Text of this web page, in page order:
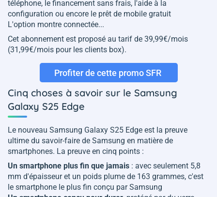
téléphone, le financement sans frais, l'aide à la
configuration ou encore le prêt de mobile gratuit
L'option montre connectée...
Cet abonnement est proposé au tarif de 39,99€/mois
(31,99€/mois pour les clients box).
Profiter de cette promo SFR
Cinq choses à savoir sur le Samsung
Galaxy S25 Edge
Le nouveau Samsung Galaxy S25 Edge est la preuve
ultime du savoir-faire de Samsung en matière de
smartphones. La preuve en cinq points :
Un smartphone plus fin que jamais : avec seulement 5,8
mm d'épaisseur et un poids plume de 163 grammes, c'est
le smartphone le plus fin conçu par Samsung